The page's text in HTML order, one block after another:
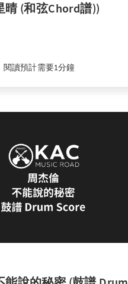
晴 (和弦Chord譜))
閱讀預計需要1分鐘